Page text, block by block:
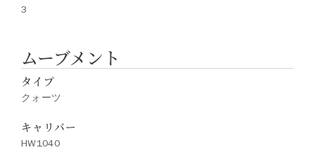
3
ムーブメント
タイプ
クォーツ
キャリバー
HW1040